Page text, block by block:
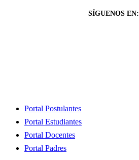
SÍGUENOS EN:
Close
Portal Postulantes
Portal Estudiantes
Portal Docentes
Portal Padres